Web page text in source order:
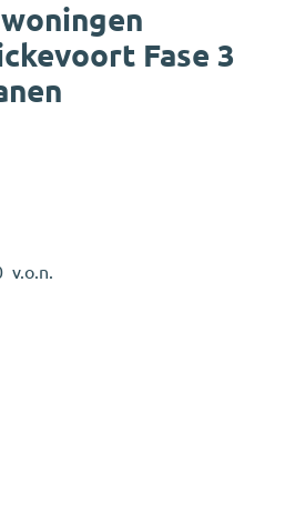
Fase 3
v.o.n.